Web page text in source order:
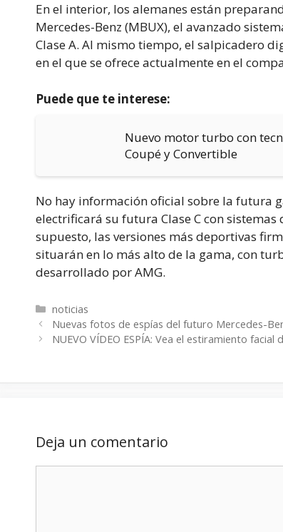
En el interior, los alemanes están
Mercedes-Benz (MBUX), el avanzado
Clase A. Al mismo tiempo, el salpicadero
en el que se ofrece actualmente en el
Puede que te interese:
Nuevo motor turbo con
Coupé y Convertible
No hay información oficial sobre la futura
electrificará su futura Clase C con
supuesto, las versiones más deportivas
situarán en lo más alto de la gama, con
desarrollado por AMG.
Categorías
noticias
Nuevas fotos de espías del futuro Mercedes-
NUEVO VÍDEO ESPÍA: Vea el estiramiento
Deja un comentario